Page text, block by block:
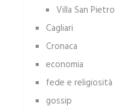
Villa San Pietro
Cagliari
Cronaca
economia
fede e religiosità
gossip